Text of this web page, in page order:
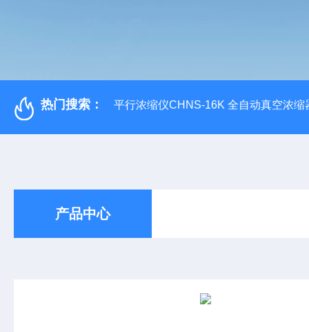
热门搜索： 平行浓缩仪CHNS-16K 全自动真空浓缩
产品中心